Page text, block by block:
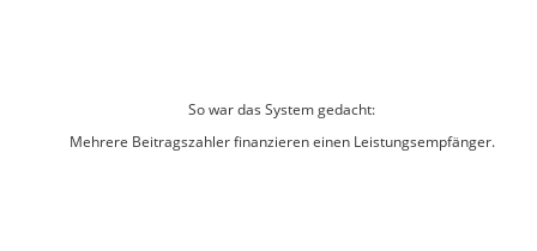
So war das System gedacht:
Mehrere Beitragszahler finanzieren einen Leistungsempfänger.